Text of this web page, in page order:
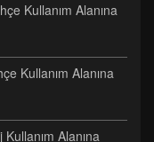
Kullanım Alanına
Kullanım Alanına
Alanına